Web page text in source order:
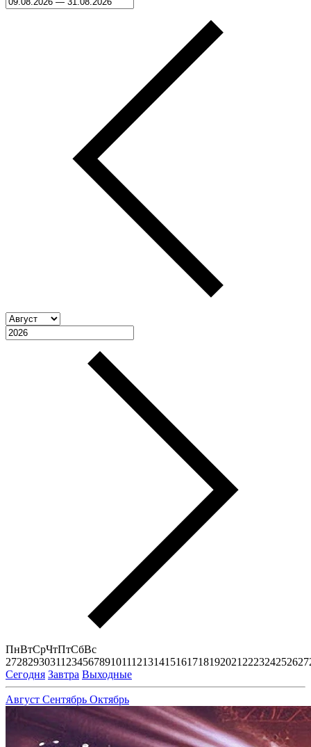
ПнВтСрЧтПтСбВс
27282930311 23456789101112131415161718192021 222324252627
Сегодня Завтра Выходные
Август Сентябрь Октябрь